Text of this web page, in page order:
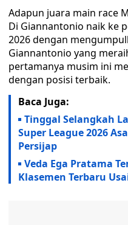
Adapun juara main race
Di Giannantonio naik ke
2026 dengan
Giannantonio yang
pertamanya musim ini
dengan posisi terbaik.
Baca Juga:
Tinggal Selangkah
Super League 2026
Persijap
Veda Ega Pratama
Klasemen Terbaru